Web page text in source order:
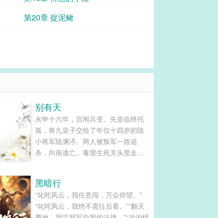
第20章 捉泥鳅
别有天
永申十六年，宫闱兵变。先皇临终托
孤，将九皇子交给了年仅十四岁的陆
小将军陆渊渟。两人被叛军一路追
杀，向南逃亡。毒窟生死关头里走了
黑暗行
“叱咤风云，我任意闯，万众仰望。”
“叱咤风云，我绝不需往后看。”“翻天